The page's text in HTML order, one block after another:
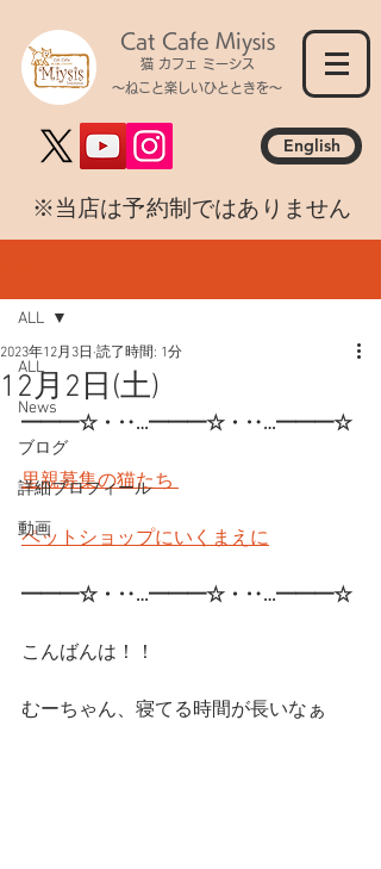
Cat Cafe Miysis
猫 カフェ ミーシス
～ねこと楽しいひとときを～
English
​※当店は予約制ではありません
ALL
News
ブログ
詳細プロフィール
動画
ALL
12月2日(土)
2023年12月3日 読了時間: 1分
━━━☆・‥…━━━☆・‥…━━━☆
里親募集の猫たち
ペットショップにいくまえに
━━━☆・‥…━━━☆・‥…━━━☆
こんばんは！！
むーちゃん、寝てる時間が長いなぁ